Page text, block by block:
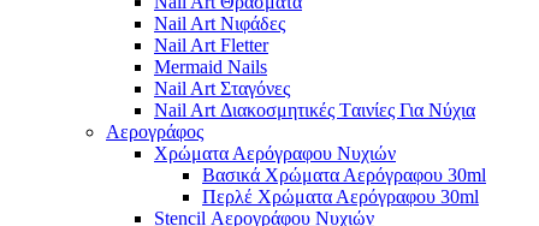
Nail Art Νιφάδες
Nail Art Fletter
Mermaid Nails
Nail Art Σταγόνες
Nail Art Διακοσμητικές Tαινίες Για Νύχια
Αερογράφος
Χρώματα Αερόγραφου Νυχιών
Βασικά Χρώματα Αερόγραφου 30ml
Περλέ Χρώματα Αερόγραφου 30ml
Stencil Αερογράφου Νυχιών